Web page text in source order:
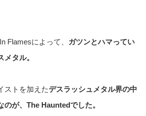
Flamesによって、
ガツンとハマってい
タル。
ストを加えたデスラッシュメタル界の中
のが、The Hauntedでした。